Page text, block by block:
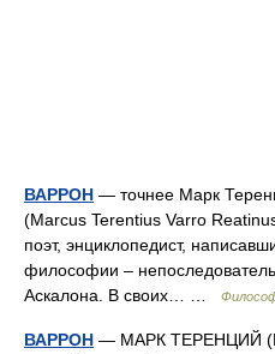
ВАРРОН — точнее Марк
(Marcus Terentius Varro
поэт, энциклопедист,
философии –
Аскалона. В своих… …
ВАРРОН — МАРК ТЕРЕНЦИЙ